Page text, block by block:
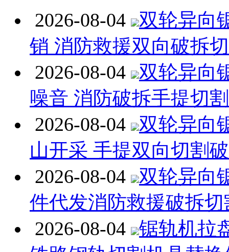
2026-08-04
双轮异向
销 消防救援双向破拆
2026-08-04
双轮异向
噪音 消防破拆手提切
2026-08-04
双轮异向
山开采 手提双向切割
2026-08-04
双轮异向
件代发消防救援破拆
2026-08-04
锯轨机拉